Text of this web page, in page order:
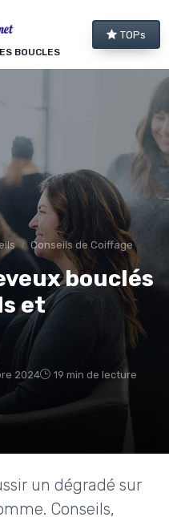
BOUCLES
TOPs
Conseils de Coiffage
bouclés
et
2024 19 min de lecture
un dégradé sur
Conseils,